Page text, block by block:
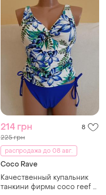
214 грн 8
225 грн
распродажа до 08 авг.
Coco Rave
Качественный купальник
танкини фирмы coco reef p.